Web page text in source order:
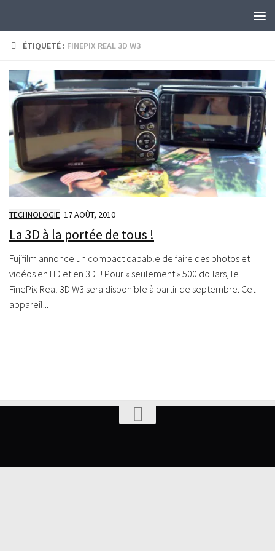
ÉTIQUETÉ : FINEPIX REAL 3D W3
TECHNOLOGIE 17 AOÛT, 2010
La 3D à la portée de tous !
Fujifilm annonce un compact capable de faire des photos et
vidéos en HD et en 3D !! Pour « seulement » 500 dollars, le
FinePix Real 3D W3 sera disponible à partir de septembre. Cet
appareil...